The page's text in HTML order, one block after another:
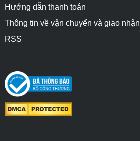
Hướng dẫn thanh toán
Thông tin về vận chuyển và giao nhận
RSS